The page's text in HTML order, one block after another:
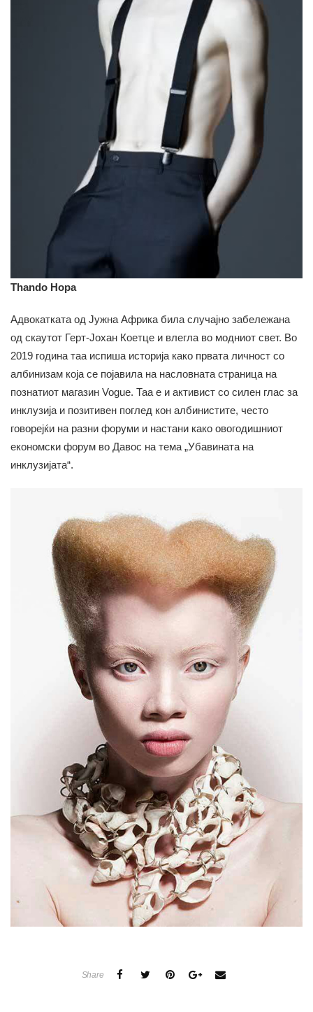
Thando Hopa
Адвокатката од Јужна Африка била случајно забележана
од скаутот Герт-Јохан Коетце и влегла во модниот свет. Во
2019 година таа испиша историја како првата личност со
албинизам која се појавила на насловната страница на
познатиот магазин Voguе. Таа е и активист со силен глас за
инклузија и позитивен поглед кон албинистите, често
говорејќи на разни форуми и настани како овогодишниот
економски форум во Давос на тема „Убавината на
инклузијата“.
Share